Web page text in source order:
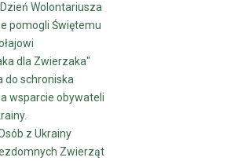
Wolontariusza
pomogli Świętemu
dla Zwierzaka"
do schroniska
wsparcie obywateli
z Ukrainy
Zwierząt
Podstawowa w